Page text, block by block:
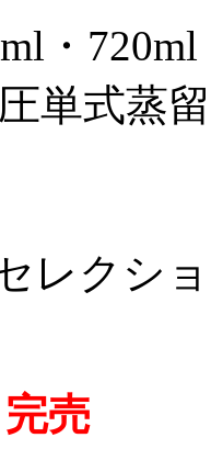
・720ml
単式蒸留
レクシ
売